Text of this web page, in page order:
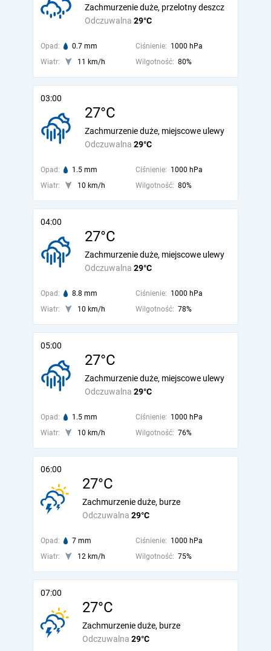
Odczuwalna 29°C
Zachmurzenie duże, przelotny deszcz
Opad: 0.7 mm Ciśnienie: 1000 hPa
Wiatr:
11 km/h Wilgotność: 80%
03:00
27°C
Odczuwalna 29°C
Zachmurzenie duże, miejscowe ulewy
Opad: 1.5 mm Ciśnienie: 1000 hPa
Wiatr:
10 km/h Wilgotność: 80%
04:00
27°C
Odczuwalna 29°C
Zachmurzenie duże, miejscowe ulewy
Opad: 8.8 mm Ciśnienie: 1000 hPa
Wiatr:
10 km/h Wilgotność: 78%
05:00
27°C
Odczuwalna 29°C
Zachmurzenie duże, miejscowe ulewy
Opad: 1.5 mm Ciśnienie: 1000 hPa
Wiatr:
10 km/h Wilgotność: 76%
06:00
27°C
Odczuwalna 29°C
Zachmurzenie duże, burze
Opad: 7 mm Ciśnienie: 1000 hPa
Wiatr:
12 km/h Wilgotność: 75%
07:00
27°C
Odczuwalna 29°C
Zachmurzenie duże, burze